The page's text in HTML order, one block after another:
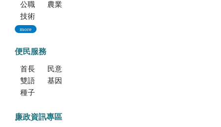
公職人員利益衝突迴避法身份揭露專區
農業新聞
技術移轉公告
more
便民服務
首長信箱
民意信箱
雙語學習專區
基因改造植物委託檢測服務
種子調製加工暨寄倉服務
廉政資訊專區